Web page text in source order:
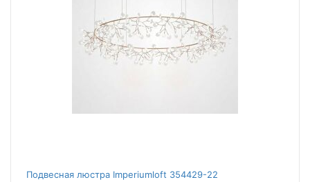
Подвесная люстра Imperiumloft 354429-22